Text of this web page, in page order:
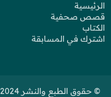
الرئيسية
قصص صحفية
الكتاب
اشترك في المسابقة